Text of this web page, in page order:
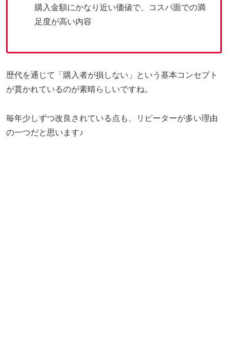
購入金額にかなり近い価値で、コスパ面での満
足度が高い内容
歴代を通じて「購入者が損しない」という基本コンセプト
が貫かれているのが素晴らしいですね。
毎年少しずつ改良されている点も、リピーターが多い理由
の一つだと思います♪